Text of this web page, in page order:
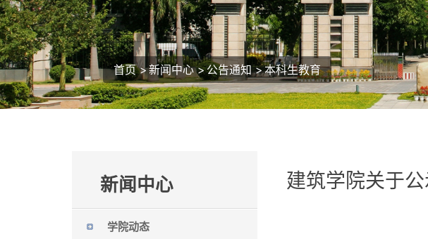
首页>新闻中心>公告通知>本科生教育
新闻中心
学院动态
建筑学院关于